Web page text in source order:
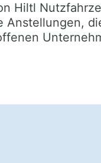
Hiltl
Anstellungen,